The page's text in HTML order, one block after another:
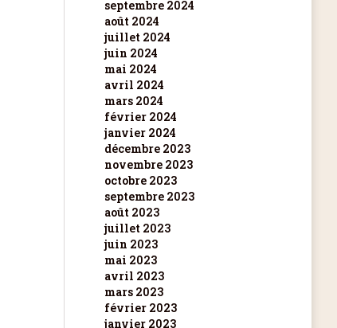
septembre 2024
août 2024
juillet 2024
juin 2024
mai 2024
avril 2024
mars 2024
février 2024
janvier 2024
décembre 2023
novembre 2023
octobre 2023
septembre 2023
août 2023
juillet 2023
juin 2023
mai 2023
avril 2023
mars 2023
février 2023
janvier 2023